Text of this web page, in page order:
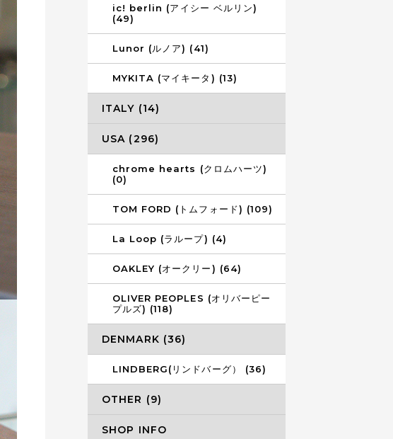
ic! berlin (アイシー ベルリン)
(49)
Lunor (ルノア) (41)
MYKITA (マイキータ) (13)
ITALY (14)
USA (296)
chrome hearts (クロムハーツ)
(0)
TOM FORD (トムフォード) (109)
La Loop (ラループ) (4)
OAKLEY (オークリー) (64)
OLIVER PEOPLES (オリバーピー
プルズ) (118)
DENMARK (36)
LINDBERG(リンドバーグ） (36)
OTHER (9)
SHOP INFO